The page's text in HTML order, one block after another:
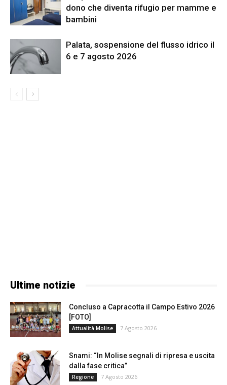
dono che diventa rifugio per mamme e
bambini
Palata, sospensione del flusso idrico il
6 e 7 agosto 2026
Ultime notizie
Concluso a Capracotta il Campo Estivo 2026
[FOTO]
Attualità Molise 7 Agosto 2026
Snami: “In Molise segnali di ripresa e uscita
dalla fase critica”
Regione 7 Agosto 2026